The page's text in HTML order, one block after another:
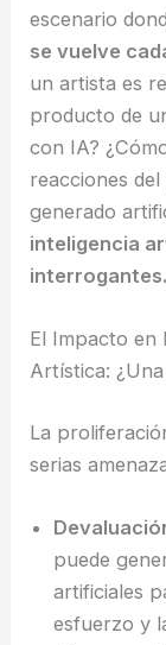
escenario
se vuelve
un artista es
producto de
con IA?
reacciones
generado
inteligencia
interrogantes.
El Impacto en
Artística:
La
serias
puede
artificiales
esfuerzo y